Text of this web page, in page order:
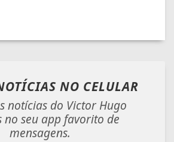
NO CELULAR
notícias do Victor Hugo
no seu app favorito de
mensagens.